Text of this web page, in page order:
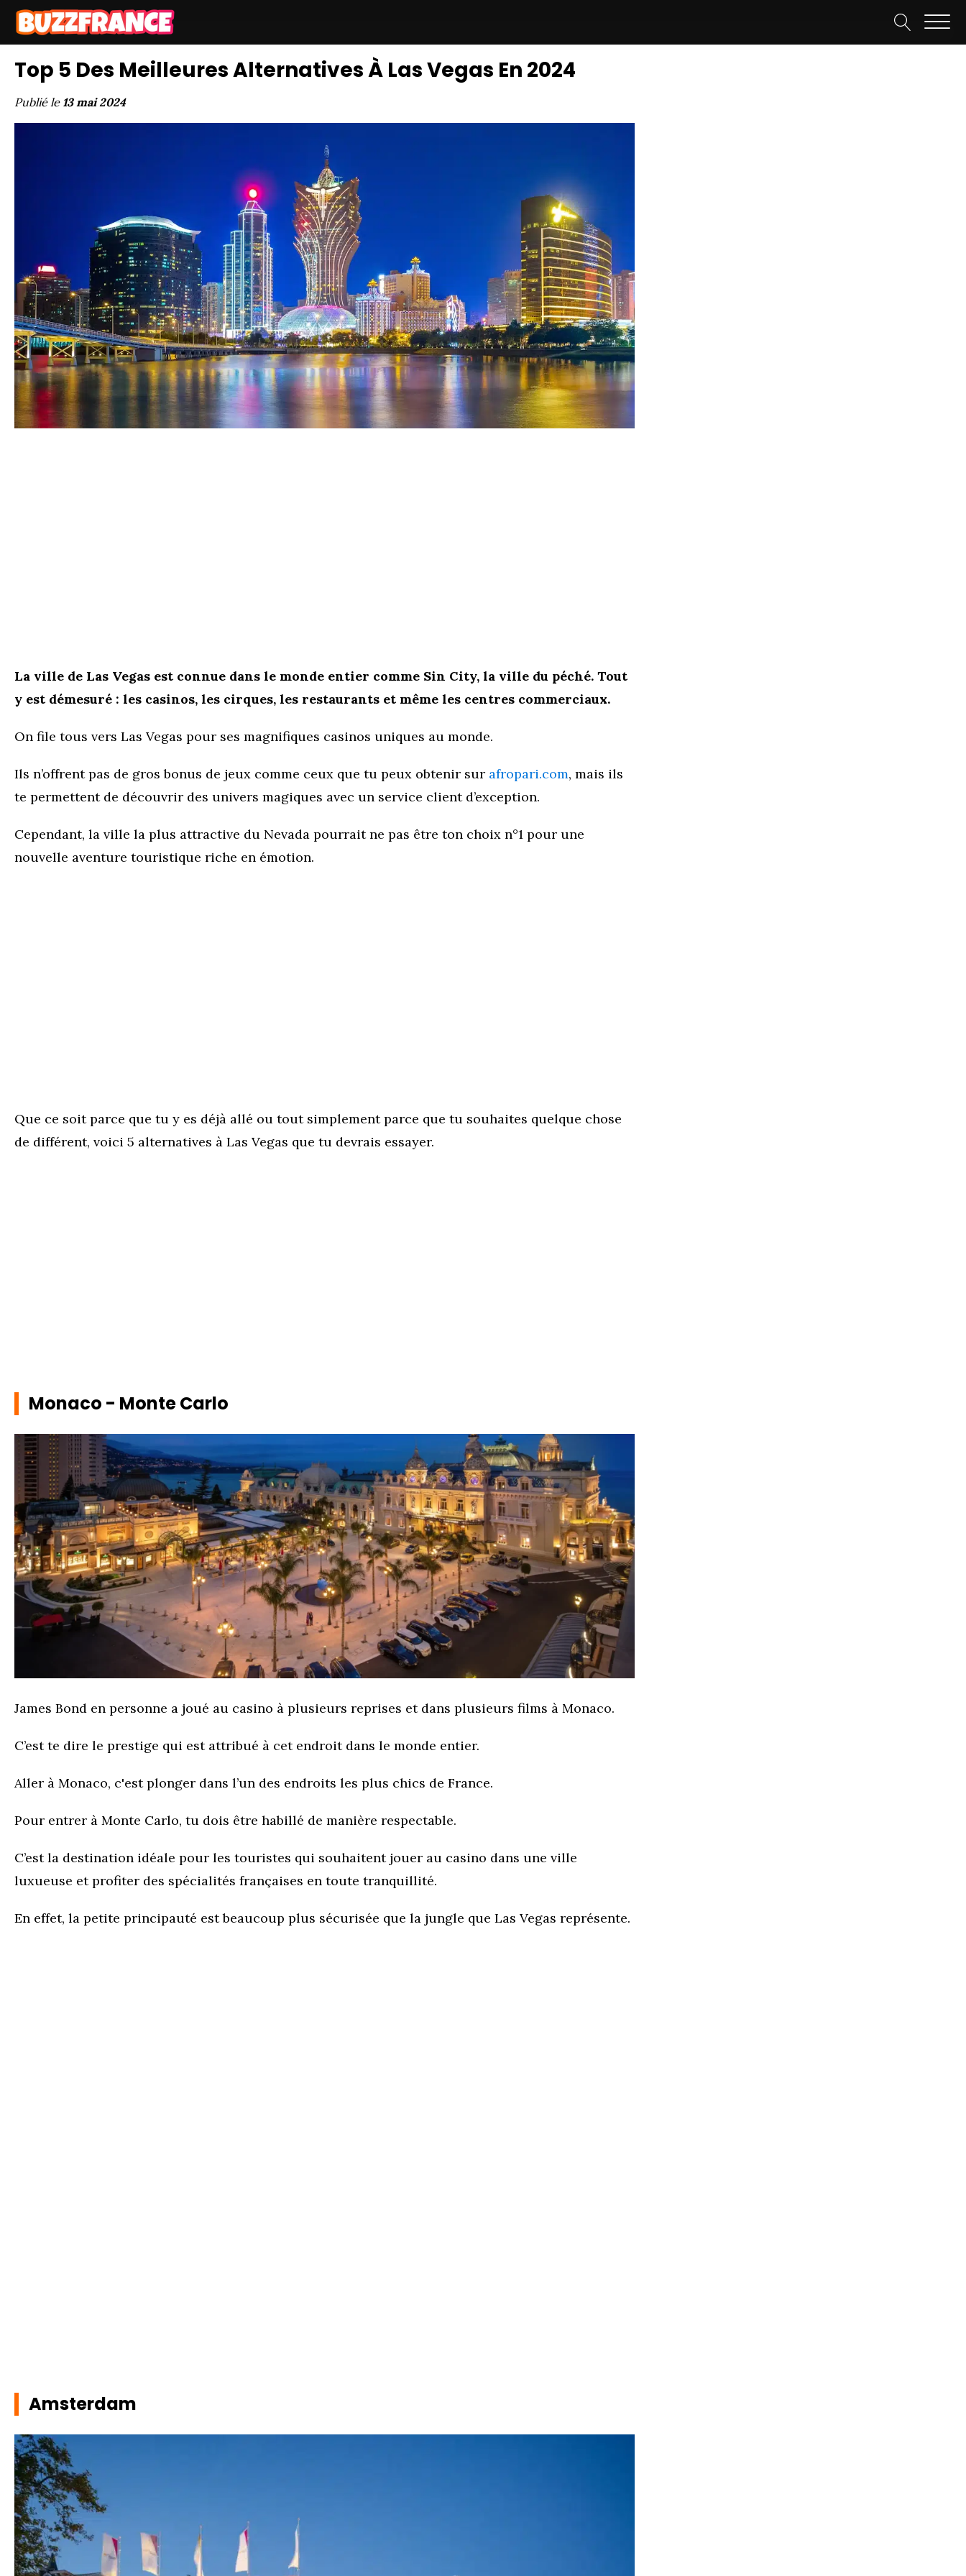
Top 5 Des Meilleures Alternatives À Las Vegas En 2024
Publié le 13 mai 2024
La ville de Las Vegas est connue dans le monde entier comme Sin City, la ville du péché. Tout
y est démesuré : les casinos, les cirques, les restaurants et même les centres commerciaux.
On file tous vers Las Vegas pour ses magnifiques casinos uniques au monde.
Ils n’offrent pas de gros bonus de jeux comme ceux que tu peux obtenir sur afropari.com, mais ils
te permettent de découvrir des univers magiques avec un service client d’exception.
Cependant, la ville la plus attractive du Nevada pourrait ne pas être ton choix n°1 pour une
nouvelle aventure touristique riche en émotion.
Que ce soit parce que tu y es déjà allé ou tout simplement parce que tu souhaites quelque chose
de différent, voici 5 alternatives à Las Vegas que tu devrais essayer.
Monaco - Monte Carlo
James Bond en personne a joué au casino à plusieurs reprises et dans plusieurs films à Monaco.
C’est te dire le prestige qui est attribué à cet endroit dans le monde entier.
Aller à Monaco, c'est plonger dans l’un des endroits les plus chics de France.
Pour entrer à Monte Carlo, tu dois être habillé de manière respectable.
C’est la destination idéale pour les touristes qui souhaitent jouer au casino dans une ville
luxueuse et profiter des spécialités françaises en toute tranquillité.
En effet, la petite principauté est beaucoup plus sécurisée que la jungle que Las Vegas représente.
Amsterdam